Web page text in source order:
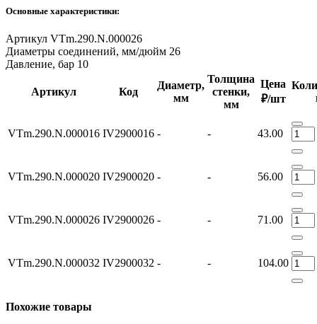
Основные характеристики:
Артикул VTm.290.N.000026
Диаметры соединений, мм/дюйм 26
Давление, бар 10
Артикул Код
Диаметр,
мм
Толщина
стенки,
мм
Цена
₽/шт
VTm.290.N.000016 IV2900016 - - 43.00
VTm.290.N.000020 IV2900020 - - 56.00
VTm.290.N.000026 IV2900026 - - 71.00
VTm.290.N.000032 IV2900032 - - 104.00
Похожие товары